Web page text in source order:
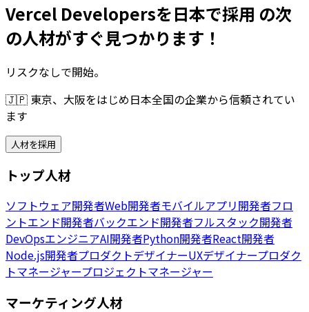
Vercel Developersを日本で採用 の次
の人材がすぐ見つかります！
リスクなしで開始。
🇯🇵 東京、大阪をはじめ日本全国の企業から信頼されてい
ます
人材を採用
トップ人材
ソフトウェア開発者Web開発者モバイルアプリ開発者フロ
ントエンド開発者バックエンド開発者フルスタック開発者
DevOpsエンジニアAI開発者Python開発者React開発者
Node.js開発者プロダクトデザイナーUXデザイナープロダク
トマネージャープロジェクトマネージャー
マーケティング人材